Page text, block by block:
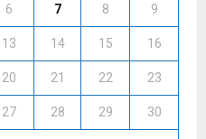
6 7 8 9
13 14 15 16
20 21 22 23
27 28 29 30